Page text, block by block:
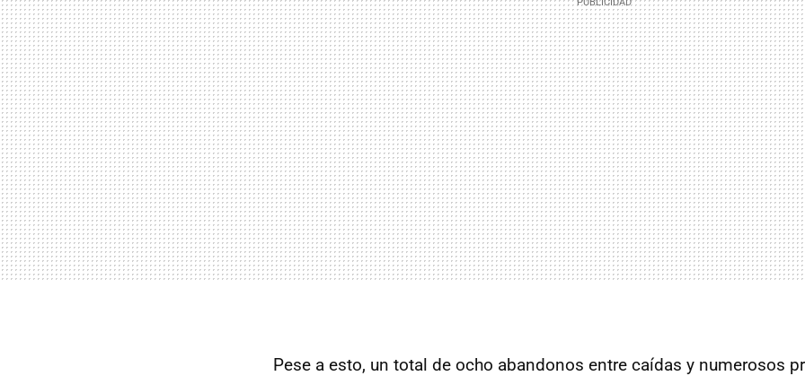
Pese a esto, un total de ocho abandonos entre caídas y numerosos